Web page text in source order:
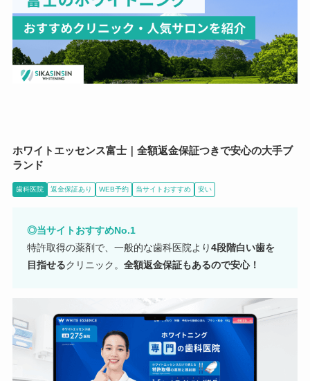
ホワイトエッセンス富士｜全額返金保証つきで安心の大手ブ
ランド
歯科医院 返金保証あり WEB予約 当サイトおすすめ 安い
◎当サイトおすすめNo.1
特許取得の薬剤で、一般的な歯科医院より4段階白い歯を
目指せるクリニック。 全額返金保証もあるので安心！